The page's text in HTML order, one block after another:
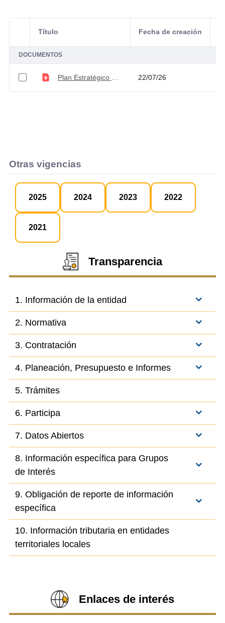
Selección del elemento
Título Fecha de creación
DOCUMENTOS
22/07/26
Otras vigencias
2025 2024 2023 2022
2021
Transparencia
1. Información de la entidad
2. Normativa
3. Contratación
4. Planeación, Presupuesto e Informes
5. Trámites
6. Participa
7. Datos Abiertos
8. Información específica para Grupos
de Interés
9. Obligación de reporte de información
específica
10. Información tributaria en entidades
territoriales locales
Enlaces de interés